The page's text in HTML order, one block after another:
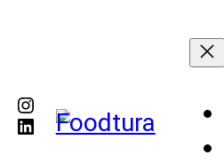
Instagram
LinkedIn